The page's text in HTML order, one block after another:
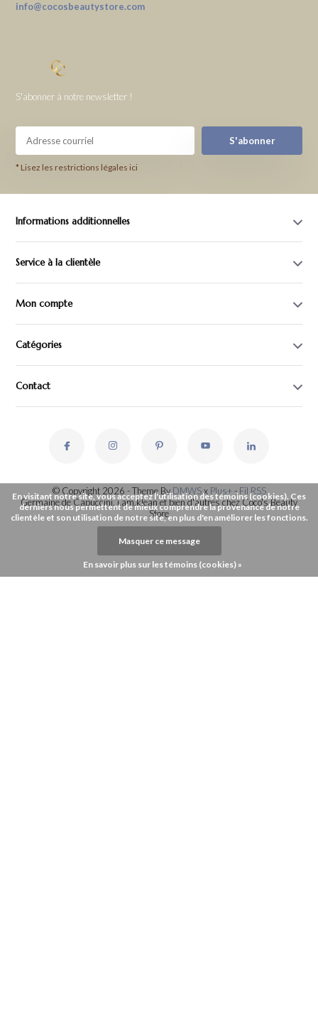
info@cocosbeautystore.com
S'abonner à notre newsletter !
S'abonner
* Lisez les restrictions légales ici
Informations additionnelles
Service à la clientèle
Mon compte
Catégories
Contact
© Copyright 2026 - Theme ByDMWSx Plus+-Fil RSS
Germaine de Capuccini, i.am.klean et bien d'autres chez Coco's Beauty
Store
En visitant notre site, vous acceptez l'utilisation des témoins (cookies). Ces
derniers nous permettent de mieux comprendre la provenance de notre
clientèle et son utilisation de notre site, en plus d'en améliorer les fonctions.
Masquer ce message
En savoir plus sur les témoins (cookies) »